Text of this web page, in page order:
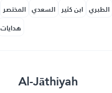
المختصر السعدي ابن كثير الطبري
هدايات
Al-Jāthiyah